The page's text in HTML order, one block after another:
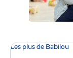
Les plus de Babilou